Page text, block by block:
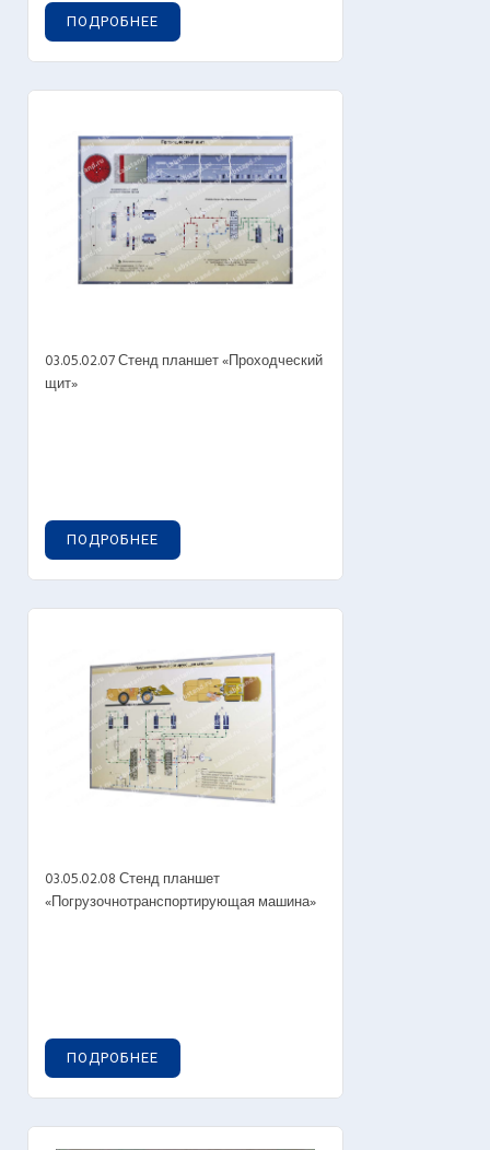
ПОДРОБНЕЕ
03.05.02.07 Стенд планшет «Проходческий
щит»
ПОДРОБНЕЕ
03.05.02.08 Стенд планшет
«Погрузочнотранспортирующая машина»
ПОДРОБНЕЕ